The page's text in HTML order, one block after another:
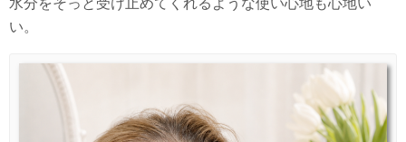
水分をそっと受け止めてくれるような使い心地も心地い
い。